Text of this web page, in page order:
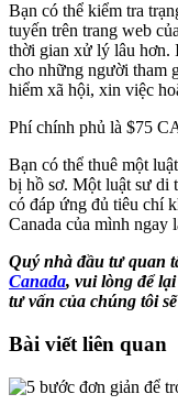
Bạn có thể kiểm tra
tuyến trên trang web
thời gian xử lý lâu hơn.
cho những người tham
hiểm xã hội, xin việc
Phí chính phủ là $75
Bạn có thể thuê một
bị hồ sơ. Một luật sư di
có đáp ứng đủ tiêu chí
Canada của mình ngay
Quý nhà đầu tư quan
Canada, vui lòng để
tư vấn của chúng tôi
Bài viết liên quan